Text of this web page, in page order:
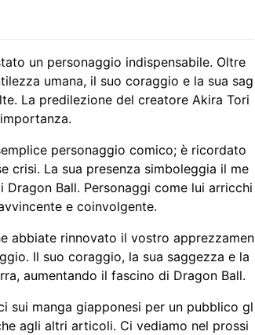
un personaggio indispensabile. Oltre
umana, il suo coraggio e la sua sag
La predilezione del creatore Akira Tori
personaggio comico; è ricordato
crisi. La sua presenza simboleggia il me
Ball. Personaggi come lui arricchi
e coinvolgente.
abbiate rinnovato il vostro apprezzamen
Il suo coraggio, la sua saggezza e la
aumentando il fascino di Dragon Ball.
sui manga giapponesi per un pubblico gl
agli altri articoli. Ci vediamo nel prossi